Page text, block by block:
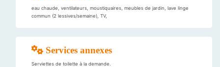
eau chaude, ventilateurs, moustiquaires, meubles de jardin, lave linge
commun (2 lessives/semaine), TV,
Services annexes
Serviettes de toilette à la demande.